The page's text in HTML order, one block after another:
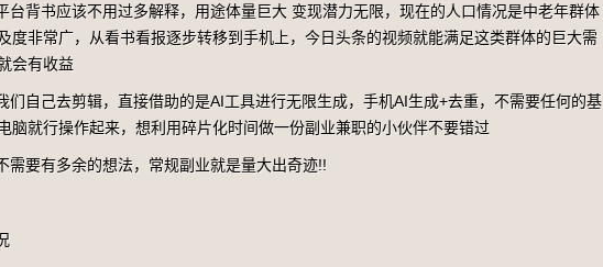
台背书应该不用过多解释，用途体量巨大 变现潜力无限，现在的人口情况是中老年群体
度非常广，从看书看报逐步转移到手机上，今日头条的视频就能满足这类群体的巨大需
会有收益
们自己去剪辑，直接借助的是AI工具进行无限生成，手机AI生成+去重，不需要任何的基
脑就行操作起来，想利用碎片化时间做一份副业兼职的小伙伴不要错过
需要有多余的想法，常规副业就是量大出奇迹!!